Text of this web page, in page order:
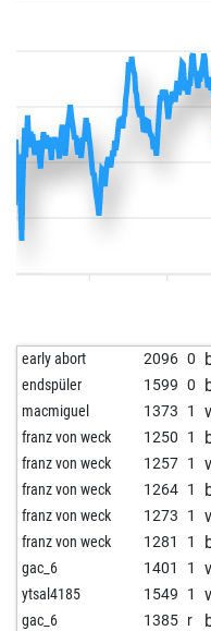
early abort 2096 0
endspüler 1599 0
macmiguel 1373 1
franz von weck 1250 1
franz von weck 1257 1
franz von weck 1264 1
franz von weck 1273 1
franz von weck 1281 1
gac_6 1401 1
ytsal4185 1549 1
gac_6 1385 r